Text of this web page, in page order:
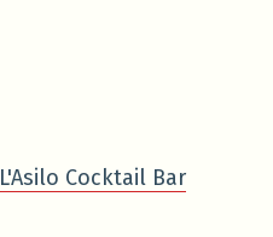
L'Asilo Cocktail Bar